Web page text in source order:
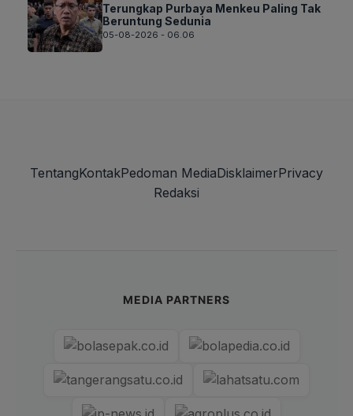
Terungkap Purbaya Menkeu Paling Tak
Beruntung Sedunia
05-08-2026 - 06.06
TentangKontakPedoman MediaDisklaimerPrivacy
Redaksi
MEDIA PARTNERS